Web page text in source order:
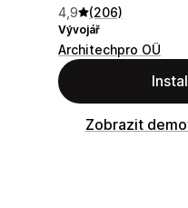
4,9 (206)
Vývojář
Architechpro OÜ
Zobrazit